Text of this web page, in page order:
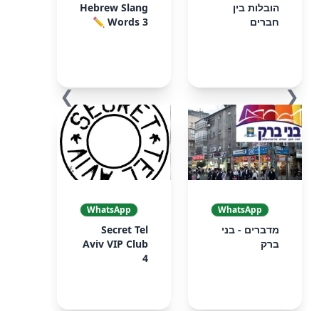
❮
הובלות בין
חברים
Hebrew Slang
Words 3 ✏️
WhatsApp
מדברים - בני
ברק
WhatsApp
Secret Tel
Aviv VIP Club
4
❯